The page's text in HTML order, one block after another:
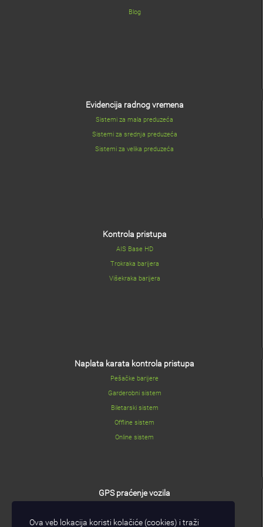
Blog
Evidencija radnog vremena
Sistemi za mala preduzeća
Sistemi za srednja preduzeća
Sistemi za velika preduzeća
Kontrola pristupa
AIS Base HD
Trokraka barijera
Višekraka barijera
Naplata karata kontrola pristupa
Pešačke barijere
Garderobni sistem
Biletarski sistem
Offline sistem
Online sistem
GPS praćenje vozila
I/O modul
Ova veb lokacija koristi kolačiće (cookies) i traži